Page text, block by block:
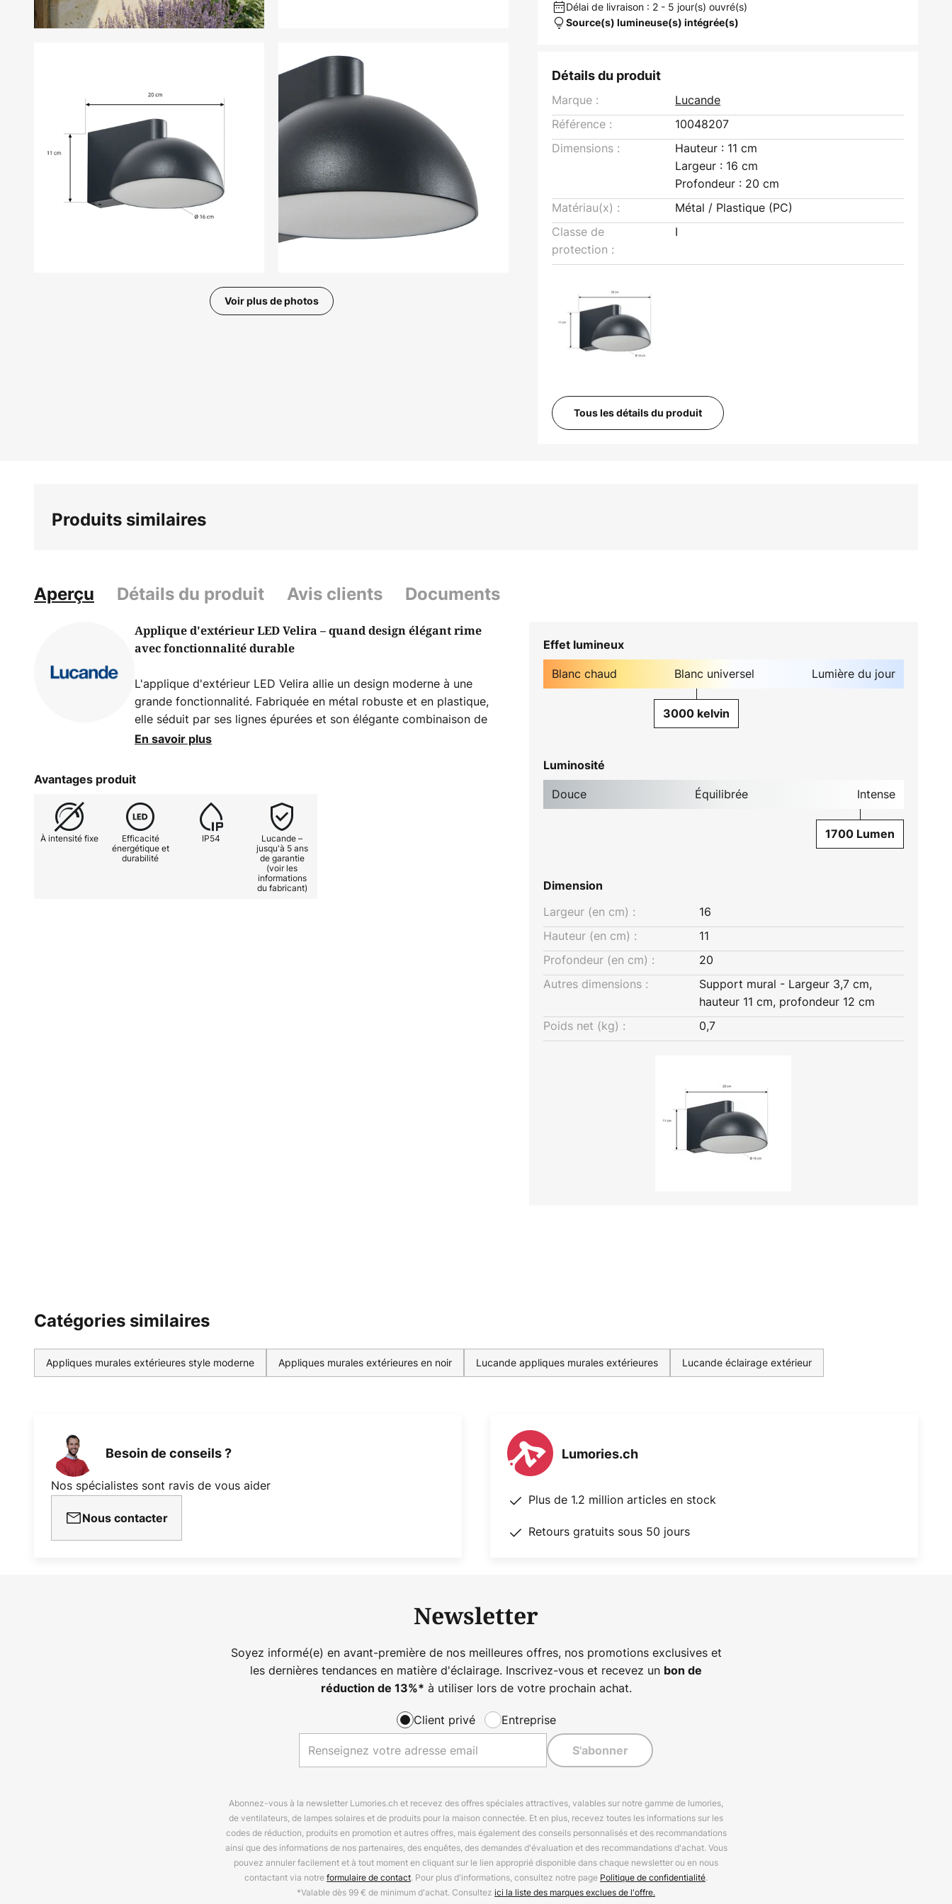
Voir plus de photos
Délai de livraison : 2 - 5 jour(s) ouvré(s)
Source(s) lumineuse(s) intégrée(s)
Détails du produit
Marque :
Lucande
Référence :
10048207
Dimensions :
Hauteur : 11 cm
Largeur : 16 cm
Profondeur : 20 cm
Matériau(x) :
Métal / Plastique (PC)
Classe de
protection :
I
Tous les détails du produit
Produits similaires
Aperçu Détails du produit Avis clients Documents
Applique d'extérieur LED Velira – quand design élégant rime
avec fonctionnalité durable
L'applique d'extérieur LED Velira allie un design moderne à une
grande fonctionnalité. Fabriquée en métal robuste et en plastique,
elle séduit par ses lignes épurées et son élégante combinaison de
couleurs noir et blanc. La source lumineuse LED intégrée diffuse
Grâce à sa protection IP54, cette applique d'extérieur LED est
parfaitement protégée contre les projections d'eau et la
poussière, ce qui la rend idéale pour une utilisation en extérieur. La
technologie LED à faible consommation d'énergie offre une
solution d'éclairage efficace et durable. Conçue par le designer
En savoir plus
Avantages produit
À intensité fixe
Efficacité
énergétique et
durabilité
IP54
Lucande –
jusqu'à 5 ans
de garantie
(voir les
informations
du fabricant)
Effet lumineux
Blanc chaud Blanc universel Lumière du jour
3000 kelvin
Luminosité
Douce Équilibrée Intense
1700 Lumen
Dimension
Largeur (en cm) :
16
Hauteur (en cm) :
11
Profondeur (en cm) :
20
Autres dimensions :
Support mural - Largeur 3,7 cm,
hauteur 11 cm, profondeur 12 cm
Poids net (kg) :
0,7
Catégories similaires
Appliques murales extérieures style moderne Appliques murales extérieures en noir Lucande appliques murales extérieures Lucande éclairage extérieur
Besoin de conseils ?
Nos spécialistes sont ravis de vous aider
Nous contacter
Lumories.ch
Plus de 1.2 million articles en stock
Retours gratuits sous 50 jours
Newsletter
Soyez informé(e) en avant-première de nos meilleures offres, nos promotions exclusives et
les dernières tendances en matière d'éclairage. Inscrivez-vous et recevez un bon de
réduction de 13%* à utiliser lors de votre prochain achat.
Client privé Entreprise
S'abonner
Abonnez-vous à la newsletter Lumories.ch et recevez des offres spéciales attractives, valables sur notre gamme de lumories,
de ventilateurs, de lampes solaires et de produits pour la maison connectée. Et en plus, recevez toutes les informations sur les
codes de réduction, produits en promotion et autres offres, mais également des conseils personnalisés et des recommandations
ainsi que des informations de nos partenaires, des enquêtes, des demandes d'évaluation et des recommandations d'achat. Vous
pouvez annuler facilement et à tout moment en cliquant sur le lien approprié disponible dans chaque newsletter ou en nous
contactant via notreformulaire de contact. Pour plus d'informations, consultez notre page Politique de confidentialité.
*Valable dès 99 € de minimum d'achat. Consultez ici la liste des marques exclues de l'offre.